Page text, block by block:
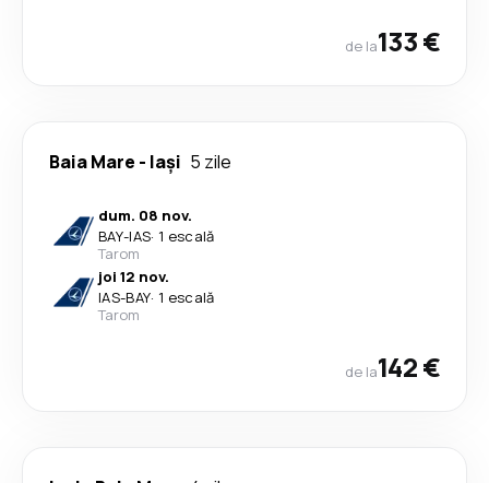
de la133 €
Baia Mare - Iași 5 zile
dum. 08 nov.
BAY-IAS· 1 escală
Tarom
joi 12 nov.
IAS-BAY· 1 escală
Tarom
de la142 €